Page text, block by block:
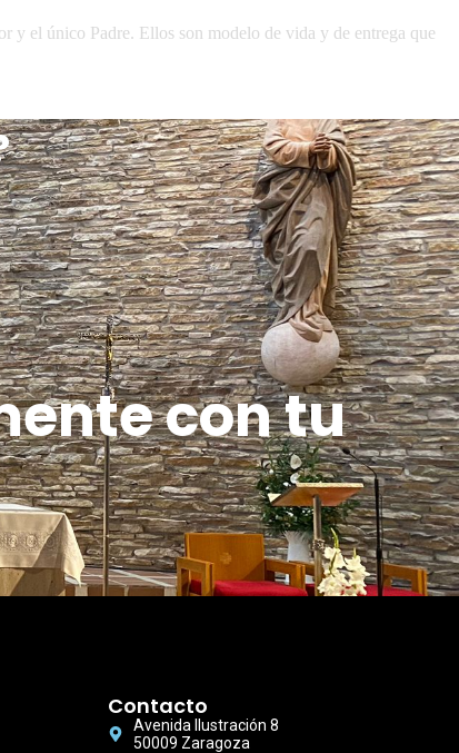
y el único Padre. Ellos son modelo de vida y de entrega que
con tu
Contacto
Avenida Ilustración 8
50009 Zaragoza